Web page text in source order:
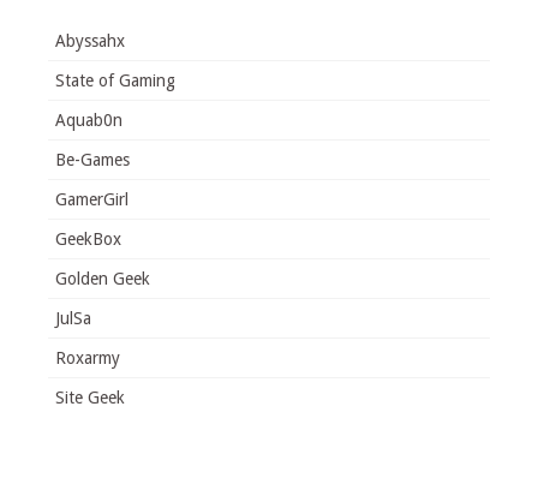
Abyssahx
State of Gaming
Aquab0n
Be-Games
GamerGirl
GeekBox
Golden Geek
JulSa
Roxarmy
Site Geek